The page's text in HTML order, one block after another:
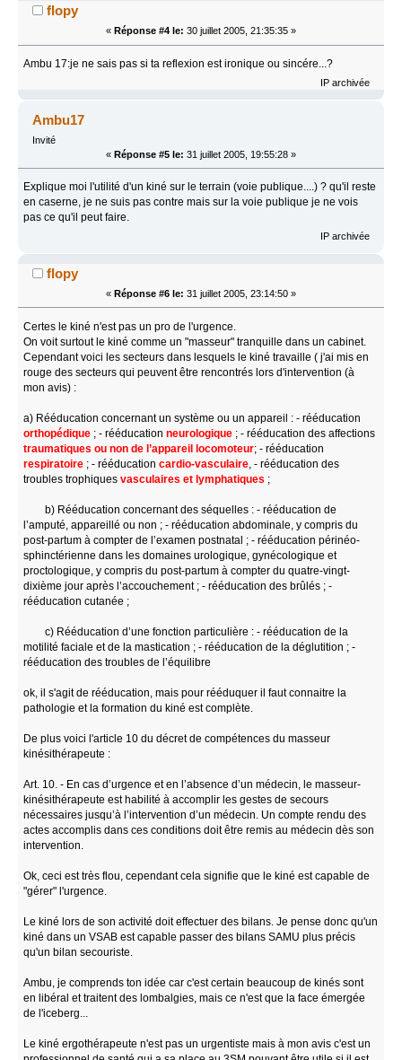
flopy
« Réponse #4 le: 30 juillet 2005, 21:35:35 »
Ambu 17:je ne sais pas si ta reflexion est ironique ou sincére...?
IP archivée
Ambu17
Invité
« Réponse #5 le: 31 juillet 2005, 19:55:28 »
Explique moi l'utilité d'un kiné sur le terrain (voie publique....) ? qu'il reste
en caserne, je ne suis pas contre mais sur la voie publique je ne vois
pas ce qu'il peut faire.
IP archivée
flopy
« Réponse #6 le: 31 juillet 2005, 23:14:50 »
Certes le kiné n'est pas un pro de l'urgence.
On voit surtout le kiné comme un "masseur" tranquille dans un cabinet.
Cependant voici les secteurs dans lesquels le kiné travaille ( j'ai mis en
rouge des secteurs qui peuvent être rencontrés lors d'intervention (à
mon avis) :
a) Rééducation concernant un système ou un appareil : - rééducation
orthopédique ; - rééducationneurologique ; - rééducation des affections
traumatiques ou non de l’appareil locomoteur; - rééducation
respiratoire ; - rééducationcardio-vasculaire , - rééducation des
troubles trophiquesvasculaires et lymphatiques ;
b) Rééducation concernant des séquelles : - rééducation de
l’amputé, appareillé ou non ; - rééducation abdominale, y compris du
post-partum à compter de l’examen postnatal ; - rééducation périnéo-
sphinctérienne dans les domaines urologique, gynécologique et
proctologique, y compris du post-partum à compter du quatre-vingt-
dixième jour après l’accouchement ; - rééducation des brûlés ; -
rééducation cutanée ;
c) Rééducation d’une fonction particulière : - rééducation de la
motilité faciale et de la mastication ; - rééducation de la déglutition ; -
rééducation des troubles de l’équilibre
ok, il s'agit de rééducation, mais pour rééduquer il faut connaitre la
pathologie et la formation du kiné est complète.
De plus voici l'article 10 du décret de compétences du masseur
kinésithérapeute :
Art. 10. - En cas d’urgence et en l’absence d’un médecin, le masseur-
kinésithérapeute est habilité à accomplir les gestes de secours
nécessaires jusqu’à l’intervention d’un médecin. Un compte rendu des
actes accomplis dans ces conditions doit être remis au médecin dès son
intervention.
Ok, ceci est très flou, cependant cela signifie que le kiné est capable de
"gérer" l'urgence.
Le kiné lors de son activité doit effectuer des bilans. Je pense donc qu'un
kiné dans un VSAB est capable passer des bilans SAMU plus précis
qu'un bilan secouriste.
Ambu, je comprends ton idée car c'est certain beaucoup de kinés sont
en libéral et traitent des lombalgies, mais ce n'est que la face émergée
de l'iceberg...
Le kiné ergothérapeute n'est pas un urgentiste mais à mon avis c'est un